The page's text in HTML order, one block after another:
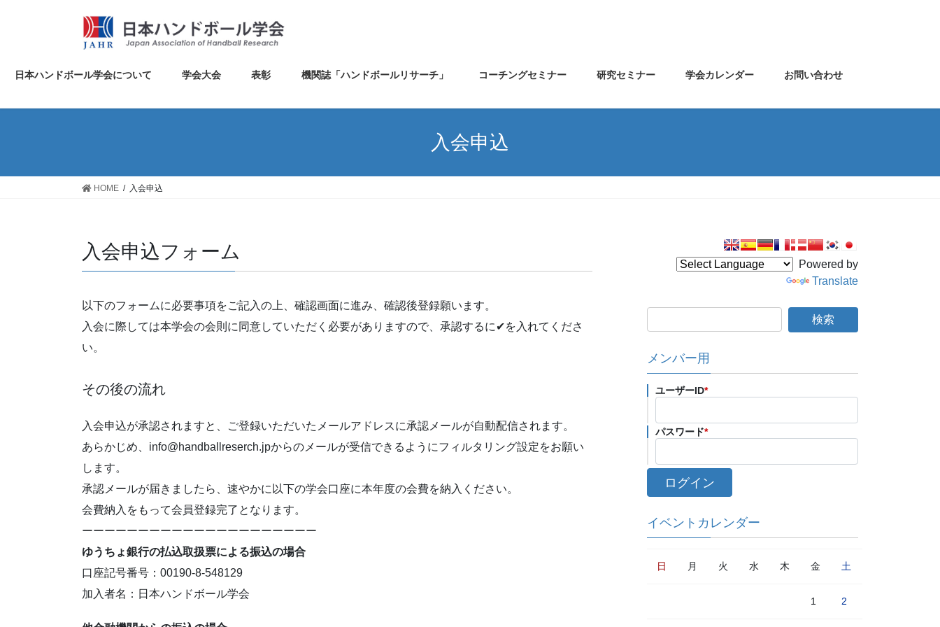
移
ン
日本ハンドボール学会について 学会大会 表彰 機関誌「ハンドボールリサーチ」 コーチングセミナー 研究セミナー 学会カレンダー お問い合わせ
入会申込
HOME 入会申込
入会申込フォーム
以下のフォームに必要事項をご記入の上、確認画面に進み、確認後登録願います。
入会に際しては本学会の会則に同意していただく必要がありますので、承認するに✔︎を入れてくださ
い。
その後の流れ
入会申込が承認されますと、ご登録いただいたメールアドレスに承認メールが自動配信されます。
あらかじめ、info@handballreserch.jpからのメールが受信できるようにフィルタリング設定をお願い
します。
承認メールが届きましたら、速やかに以下の学会口座に本年度の会費を納入ください。
会費納入をもって会員登録完了となります。
ーーーーーーーーーーーーーーーーーーーーー
ゆうちょ銀行の払込取扱票による振込の場合
口座記号番号：00190-8-548129
加入者名：日本ハンドボール学会
Powered by
Translate
メンバー用
ユーザーID*
パスワード*
イベントカレンダー
日 月 火 水 木 金 土
1 2